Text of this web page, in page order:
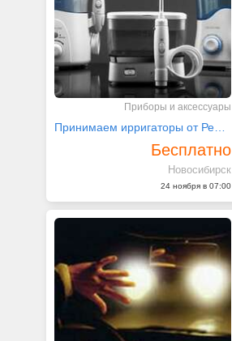
Приборы и аксессуары
Бесплатно
Новосибирск
24 ноября в 07:00